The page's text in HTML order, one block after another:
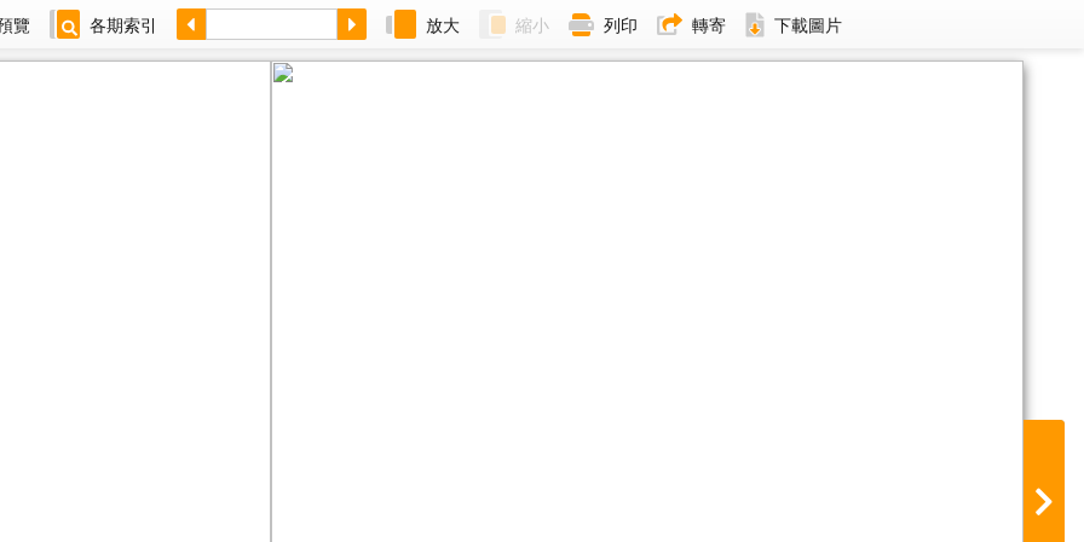
覽 各期索引 放大 縮小 列印 轉寄 下載圖片